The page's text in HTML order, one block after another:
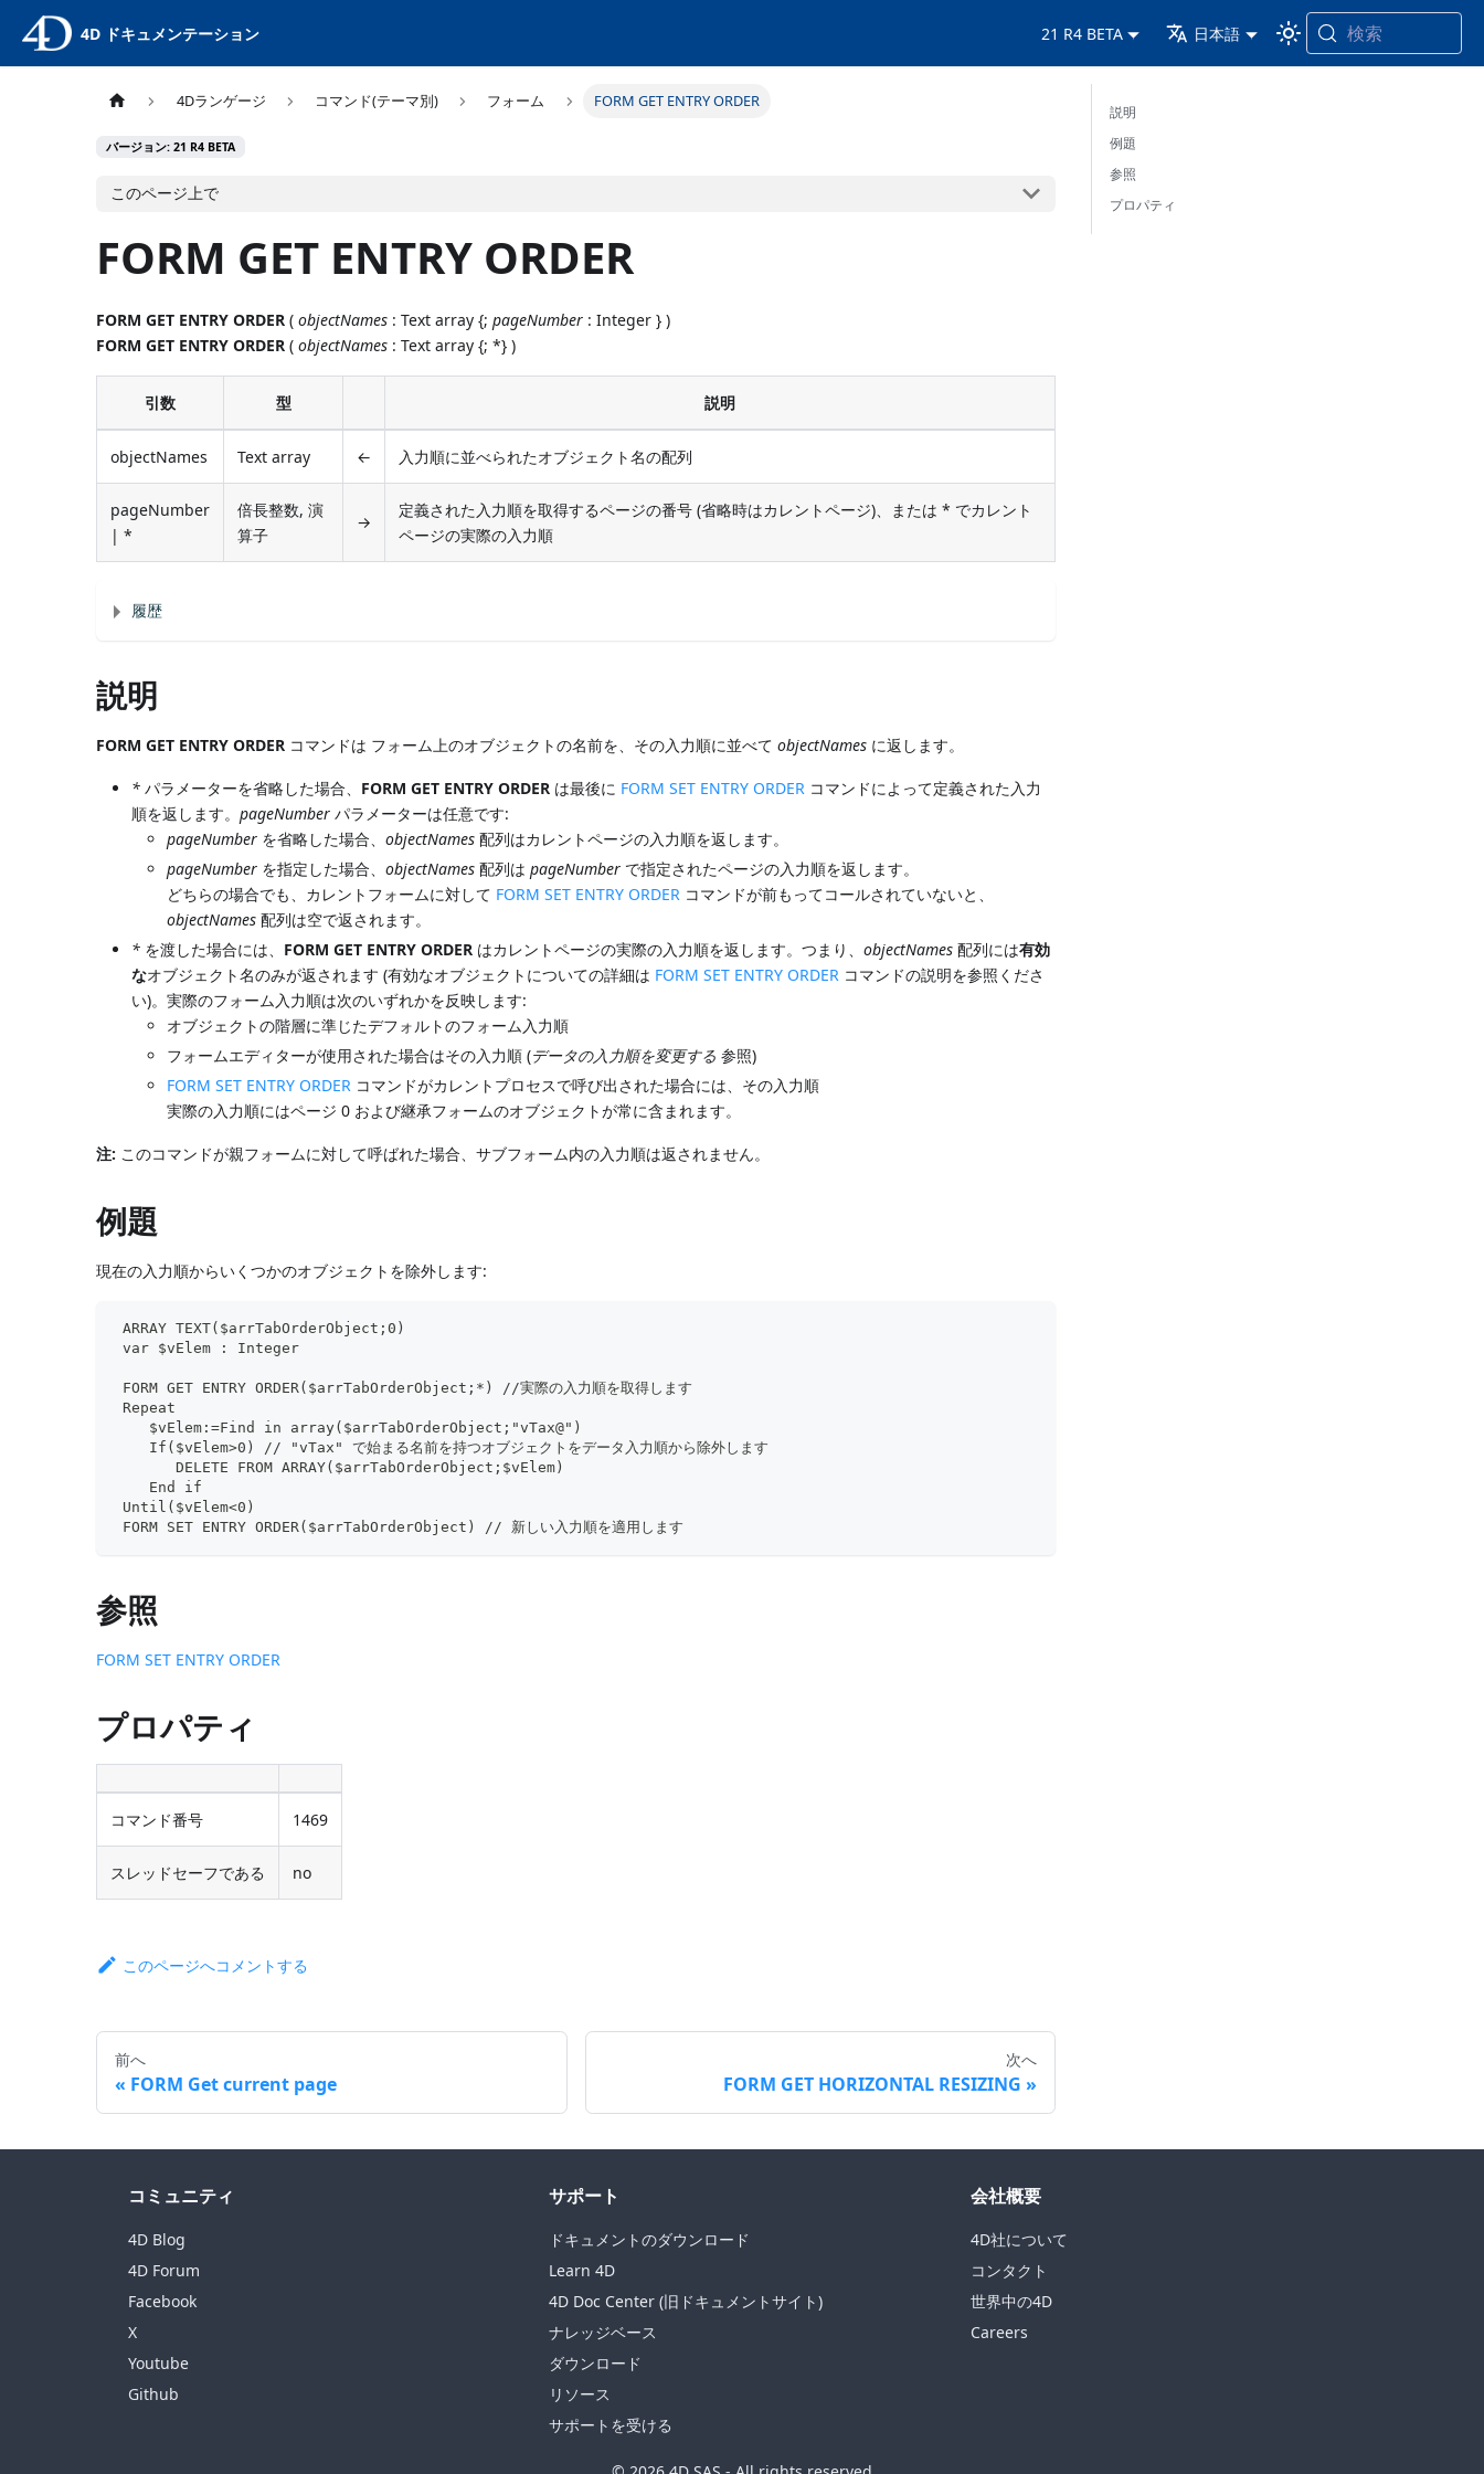
4D ドキュメンテーション 21 R4 BETA 日本語 検索
4Dランゲージ コマンド(テーマ別) フォーム FORM GET ENTRY ORDER
バージョン: 21 R4 BETA
このページ上で
FORM GET ENTRY ORDER
FORM GET ENTRY ORDER (objectNames : Text array {;pageNumber : Integer } )
FORM GET ENTRY ORDER (objectNames : Text array {; *} )
引数 型 説明
objectNames Text array ← 入力順に並べられたオブジェクト名の配列
pageNumber
| *
倍長整数, 演
算子
→
定義された入力順を取得するページの番号 (省略時はカレントページ)、または * でカレント
ページの実際の入力順
履歴
説明
FORM GET ENTRY ORDER コマンドは フォーム上のオブジェクトの名前を、その入力順に並べてobjectNames に返します。
* パラメーターを省略した場合、 FORM GET ENTRY ORDER は最後に FORM SET ENTRY ORDER コマンドによって定義された入力
順を返します。pageNumber パラメーターは任意です:
pageNumber を省略した場合、objectNames 配列はカレントページの入力順を返します。
pageNumber を指定した場合、objectNames 配列はpageNumber で指定されたページの入力順を返します。
どちらの場合でも、カレントフォームに対して FORM SET ENTRY ORDER コマンドが前もってコールされていないと、
objectNames 配列は空で返されます。
* を渡した場合には、 FORM GET ENTRY ORDER はカレントページの実際の入力順を返します。つまり、objectNames 配列には有効
なオブジェクト名のみが返されます (有効なオブジェクトについての詳細は FORM SET ENTRY ORDER コマンドの説明を参照くださ
い)。実際のフォーム入力順は次のいずれかを反映します:
オブジェクトの階層に準じたデフォルトのフォーム入力順
フォームエディターが使用された場合はその入力順 (データの入力順を変更する 参照)
FORM SET ENTRY ORDER コマンドがカレントプロセスで呼び出された場合には、その入力順
実際の入力順にはページ 0 および継承フォームのオブジェクトが常に含まれます。
注: このコマンドが親フォームに対して呼ばれた場合、サブフォーム内の入力順は返されません。
例題
現在の入力順からいくつかのオブジェクトを除外します:
ARRAY TEXT($arrTabOrderObject;0)
var $vElem : Integer
FORM GET ENTRY ORDER($arrTabOrderObject;*) //実際の入力順を取得します
Repeat
$vElem:=Find in array($arrTabOrderObject;"vTax@")
If($vElem>0) // "vTax" で始まる名前を持つオブジェクトをデータ入力順から除外します
DELETE FROM ARRAY($arrTabOrderObject;$vElem)
End if
Until($vElem<0)
FORM SET ENTRY ORDER($arrTabOrderObject) // 新しい入力順を適用します
参照
FORM SET ENTRY ORDER
プロパティ
コマンド番号 1469
スレッドセーフである no
このページへコメントする
前へ
FORM Get current page
次へ
FORM GET HORIZONTAL RESIZING
説明
例題
参照
プロパティ
コミュニティ
4D Blog
4D Forum
Facebook
X
Youtube
Github
サポート
ドキュメントのダウンロード
Learn 4D
4D Doc Center (旧ドキュメントサイト)
ナレッジベース
ダウンロード
リソース
サポートを受ける
会社概要
4D社について
コンタクト
世界中の4D
Careers